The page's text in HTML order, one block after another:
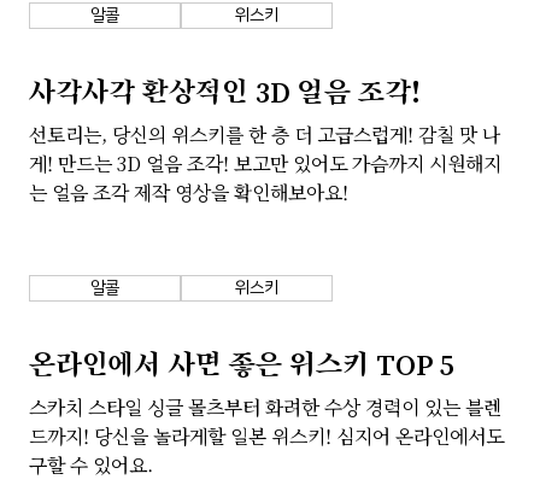
ภาษาไทย
한국어
여행
푸드
즐길거리
이노베이션
알콜 위스키
사각사각 환상적인 3D 얼음 조각!
선토리는, 당신의 위스키를 한 층 더 고급스럽게! 감칠 맛 나
게! 만드는 3D 얼음 조각! 보고만 있어도 가슴까지 시원해지
는 얼음 조각 제작 영상을 확인해보아요!
알콜 위스키
온라인에서 사면 좋은 위스키 TOP 5
스카치 스타일 싱글 몰츠부터 화려한 수상 경력이 있는 블렌
드까지! 당신을 놀라게할 일본 위스키! 심지어 온라인에서도
구할 수 있어요.